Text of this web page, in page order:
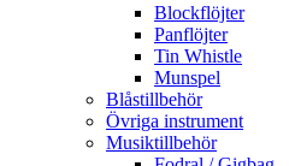
Blockflöjter
Panflöjter
Tin Whistle
Munspel
Blåstillbehör
Övriga instrument
Musiktillbehör